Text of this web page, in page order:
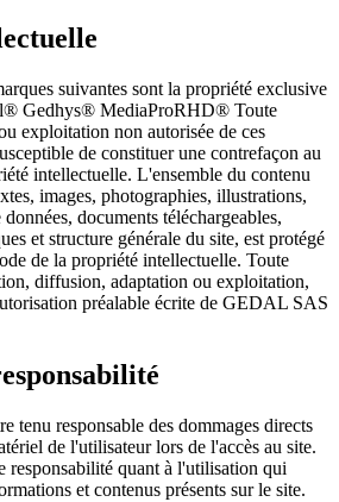
suivantes sont la propriété exclusive
Gedhys® MediaProRHD® Toute
exploitation non autorisée de ces
de constituer une contrefaçon au
intellectuelle. L'ensemble du contenu
images, photographies, illustrations,
documents téléchargeables,
et structure générale du site, est protégé
de la propriété intellectuelle. Toute
diffusion, adaptation ou exploitation,
préalable écrite de GEDAL SAS
tenu responsable des dommages directs
de l'utilisateur lors de l'accès au site.
quant à l'utilisation qui
et contenus présents sur le site.